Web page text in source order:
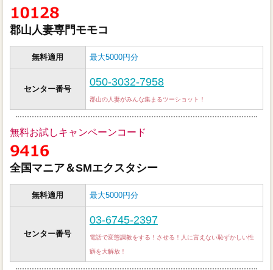
郡山人妻専門モモコ
無料適用 最大5000円分
センター番号
050-3032-7958
郡山の人妻がみんな集まるツーショット！
無料お試しキャンペーンコード
全国マニア＆SMエクスタシー
無料適用 最大5000円分
センター番号
03-6745-2397
電話で変態調教をする！させる！人に言えない恥ずかしい性
癖を大解放！